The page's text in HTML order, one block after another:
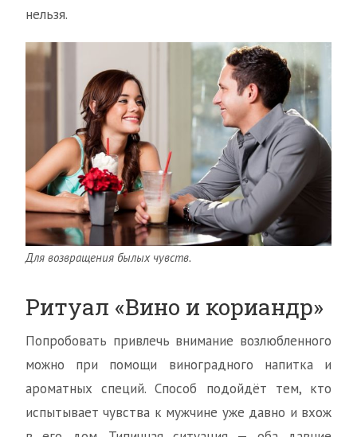
нельзя.
Для возвращения былых чувств.
Ритуал «Вино и кориандр»
Попробовать привлечь внимание возлюбленного
можно при помощи виноградного напитка и
ароматных специй. Способ подойдёт тем, кто
испытывает чувства к мужчине уже давно и вхож